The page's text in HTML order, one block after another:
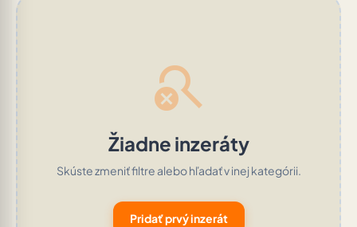
search_off
Žiadne inzeráty
Skúste zmeniť filtre alebo hľadať v inej kategórii.
Pridať prvý inzerát